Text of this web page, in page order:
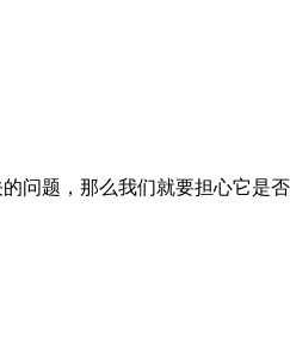
问题，那么我们就要担心它是